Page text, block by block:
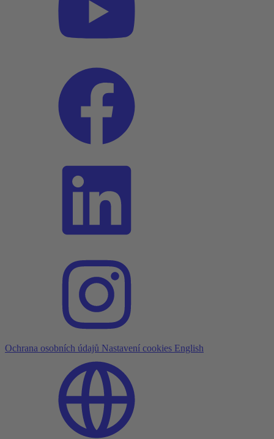
Ochrana osobních údajů Nastavení cookies English